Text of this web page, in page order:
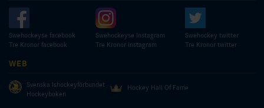
Swehockeyse facebook
Tre Kronor facebook
Swehockeyse Instagram
Tre Kronor instagram
Swehockey twitter
Tre Kronor twitter
WEB
Svenska Ishockeyförbundet
Hockeyboken
Hockey Hall Of Fame